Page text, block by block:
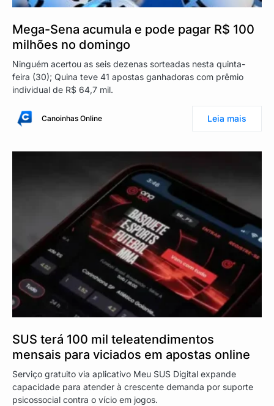
Mega-Sena acumula e pode pagar R$ 100
milhões no domingo
Ninguém acertou as seis dezenas sorteadas nesta quinta-
feira (30); Quina teve 41 apostas ganhadoras com prêmio
individual de R$ 64,7 mil.
Canoinhas Online Leia mais
SUS terá 100 mil teleatendimentos
mensais para viciados em apostas online
Serviço gratuito via aplicativo Meu SUS Digital expande
capacidade para atender à crescente demanda por suporte
psicossocial contra o vício em jogos.